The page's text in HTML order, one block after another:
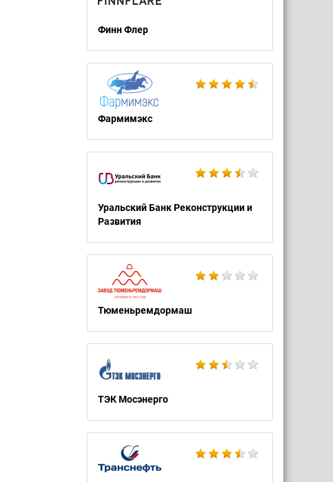
Финн Флер
Фармимэкс
Уральский Банк Реконструкции и
Развития
Тюменьремдормаш
ТЭК Мосэнерго